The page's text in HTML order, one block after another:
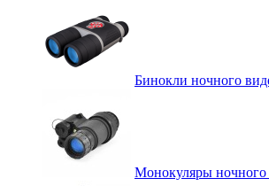
Бинокли ночного
Монокуляры ночного